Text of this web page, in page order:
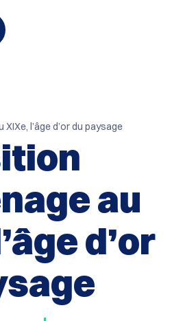
l’âge d’or du paysage
au
d’or